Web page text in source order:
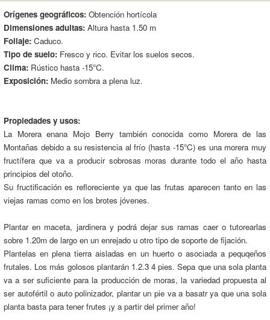
Orígenes geográficos: Obtención hortícola
Dimensiones adultas: Altura hasta 1.50 m
Follaje: Caduco.
Tipo de suelo: Fresco y rico. Evitar los suelos secos.
Clima: Rústico hasta -15°C.
Exposición: Medio sombra a plena luz.
Propiedades y usos:
La Morera enana Mojo Berry también conocida como Morera de las
Montañas debido a su resistencia al frío (hasta -15°C) es una morera muy
fructífera que va a producir sobrosas moras durante todo el año hasta
principios del otoño.
Su fructificación es refloreciente ya que las frutas aparecen tanto en las
viejas ramas como en los brotes jóvenes.
Plantar en maceta, jardinera y podrá dejar sus ramas caer o tutorearlas
sobre 1.20m de largo en un enrejado u otro tipo de soporte de fijación.
Plantelas en plena tierra aisladas en un huerto o asociada a pequqeños
frutales. Los más golosos plantarán 1.2.3 4 pies. Sepa que una sola planta
va a ser suficiente para la producción de moras, la variedad propuesta al
ser autofértil o auto polinizador, plantar un pie va a basatr ya que una sola
planta basta para tener frutes ¡y a partir del primer año!